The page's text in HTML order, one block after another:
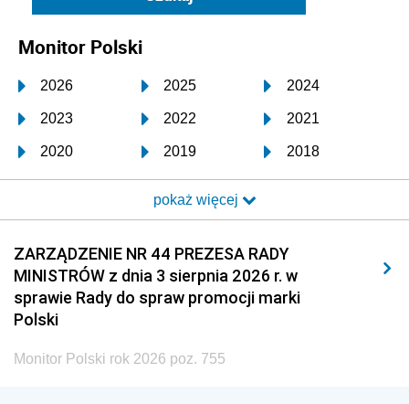
Monitor Polski
2026 2025 2024
2023 2022 2021
2020 2019 2018
2017 2016 2015
2014 2013 2012
2011 2010 2009
2008 2007 2006
2005
pokaż więcej
ZARZĄDZENIE NR 44 PREZESA RADY
MINISTRÓW z dnia 3 sierpnia 2026 r. w
sprawie Rady do spraw promocji marki
Polski
Monitor Polski rok 2026 poz. 755